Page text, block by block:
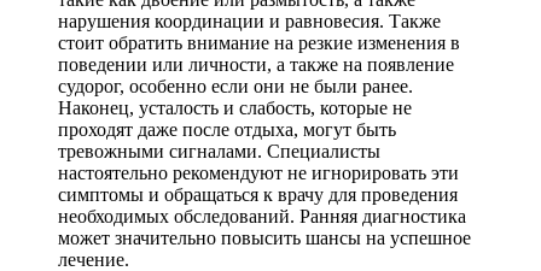
нарушения координации и равновесия. Также
стоит обратить внимание на резкие изменения в
поведении или личности, а также на появление
судорог, особенно если они не были ранее.
Наконец, усталость и слабость, которые не
проходят даже после отдыха, могут быть
тревожными сигналами. Специалисты
настоятельно рекомендуют не игнорировать эти
симптомы и обращаться к врачу для проведения
необходимых обследований. Ранняя диагностика
может значительно повысить шансы на успешное
лечение.